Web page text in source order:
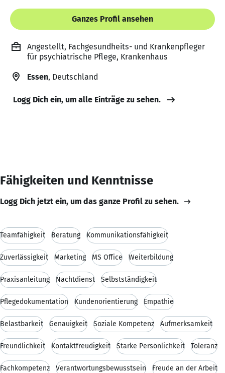
Ganzes Profil ansehen
Angestellt, Fachgesundheits- und Krankenpfleger
für psychiatrische Pflege, Krankenhaus
Essen, Deutschland
Logg Dich ein, um alle Einträge zu sehen.
Fähigkeiten und Kenntnisse
Logg Dich jetzt ein, um das ganze Profil zu sehen.
Teamfähigkeit Beratung Kommunikationsfähigkeit
Zuverlässigkeit Marketing MS Office Weiterbildung
Praxisanleitung Nachtdienst Selbstständigkeit
Pflegedokumentation Kundenorientierung Empathie
Belastbarkeit Genauigkeit Soziale Kompetenz Aufmerksamkeit
Freundlichkeit Kontaktfreudigkeit Starke Persönlichkeit Toleranz
Fachkompetenz Verantwortungsbewusstsein Freude an der Arbeit